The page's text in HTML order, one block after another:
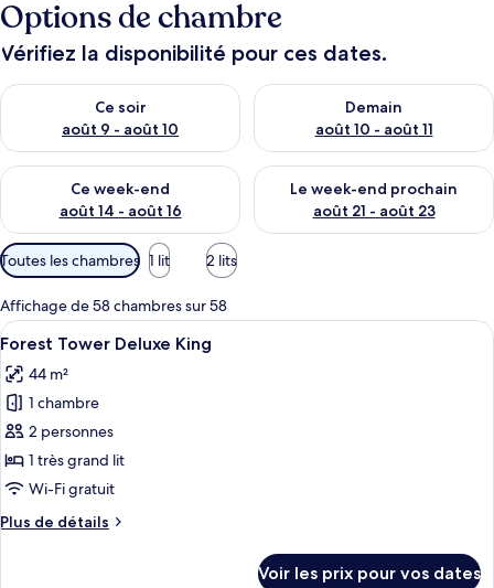
Options de chambre
Vérifiez la disponibilité pour ces dates.
Ce soir
août 9 - août 10
Vérifier la disponibilité pour ce soir août 9 - août 10
Demain
août 10 - août 11
Vérifier la disponibilité pour
Ce week-end
août 14 - août 16
Vérifier la disponibilité pour ce week-end août 14 - août 16
Le week-end prochain
août 21 - août 23
Vérifier la disponibilité pour
Filtres
disponibles
pour
les
chambres
Toutes les chambres 1 lit 2 lits
Affichage de 58 chambres sur 58
Afficher
toutes
les
photos
pour
ce
type
chambre :
Couette en duvet d'oie, minibar,
5
Forest Tower Deluxe King
44 m²
1 chambre
2 personnes
1 très grand lit
Wi-Fi gratuit
Plus de détails
Plus
Voir les prix pour vos dates